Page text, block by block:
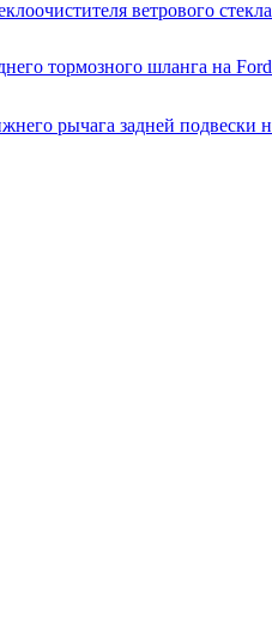
ветрового
тормозного шланга на
рычага задней подвески